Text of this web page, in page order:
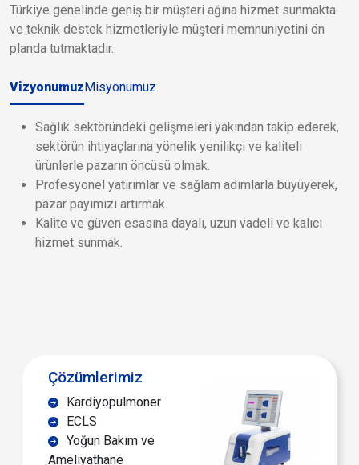
Türkiye genelinde geniş bir müşteri ağına hizmet sunmakta
ve teknik destek hizmetleriyle müşteri memnuniyetini ön
planda tutmaktadır.
VizyonumuzMisyonumuz
Sağlık sektöründeki gelişmeleri yakından takip ederek,
sektörün ihtiyaçlarına yönelik yenilikçi ve kaliteli
ürünlerle pazarın öncüsü olmak.
Profesyonel yatırımlar ve sağlam adımlarla büyüyerek,
pazar payımızı artırmak.
Kalite ve güven esasına dayalı, uzun vadeli ve kalıcı
hizmet sunmak.
Çözümlerimiz
Kardiyopulmoner
ECLS
Yoğun Bakım ve
Ameliyathane